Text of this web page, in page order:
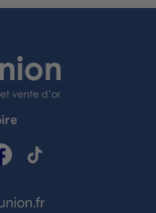
TikTok